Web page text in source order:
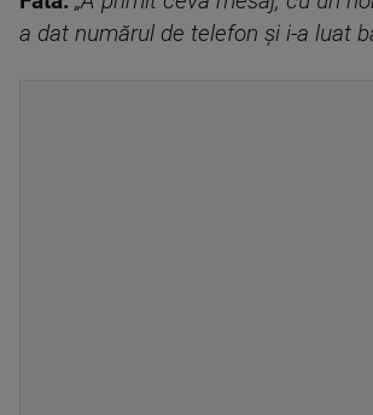
a dat numărul de telefon și i-a luat